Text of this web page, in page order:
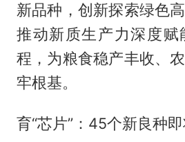
新品种，创新探索绿色
推动新质生产力深度赋
程，为粮食稳产丰收、
牢根基。
育“芯片”：45个新良种